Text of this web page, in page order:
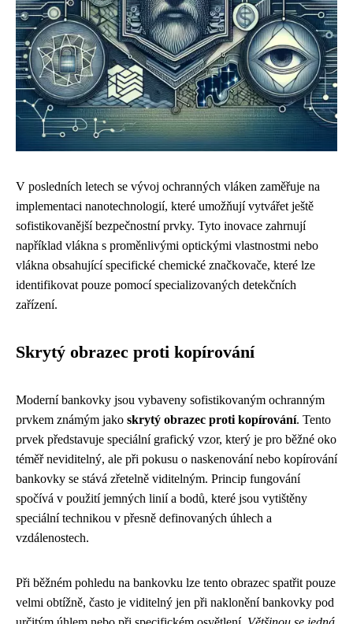
V posledních letech se vývoj ochranných vláken zaměřuje na
implementaci nanotechnologií, které umožňují vytvářet ještě
sofistikovanější bezpečnostní prvky. Tyto inovace zahrnují
například vlákna s proměnlivými optickými vlastnostmi nebo
vlákna obsahující specifické chemické značkovače, které lze
identifikovat pouze pomocí specializovaných detekčních
zařízení.
Skrytý obrazec proti kopírování
Moderní bankovky jsou vybaveny sofistikovaným ochranným
prvkem známým jako skrytý obrazec proti kopírování. Tento
prvek představuje speciální grafický vzor, který je pro běžné oko
téměř neviditelný, ale při pokusu o naskenování nebo kopírování
bankovky se stává zřetelně viditelným. Princip fungování
spočívá v použití jemných linií a bodů, které jsou vytištěny
speciální technikou v přesně definovaných úhlech a
vzdálenostech.
Při běžném pohledu na bankovku lze tento obrazec spatřit pouze
velmi obtížně, často je viditelný jen při naklonění bankovky pod